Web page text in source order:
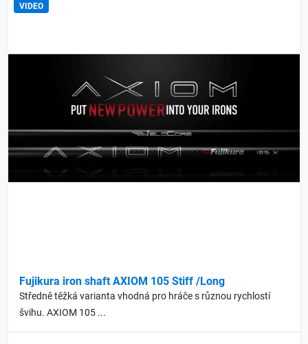
VIDEO
Fujikura iron shaft AXIOM 105 Stiff /Long
Středně těžká varianta vhodná pro hráče s různou rychlostí
švihu. AXIOM 105 ...